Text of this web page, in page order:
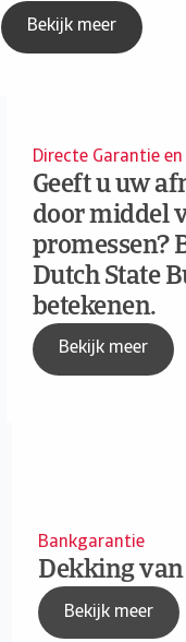
Bekijk meer
Directe Garantie
Geeft u uw
door middel
promessen?
Dutch State
betekenen.
Bekijk meer
Bankgarantie
Dekking
Bekijk meer